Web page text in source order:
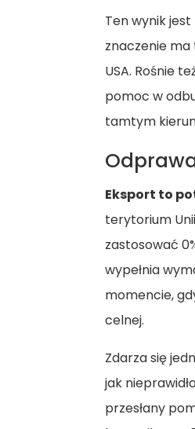
Ten wynik
znaczenie ma
USA. Rośnie
pomoc w
tamtym
Eksport to
terytorium
zastosować
wypełnia
momencie,
celnej.
Zdarza się
jak
przesłany